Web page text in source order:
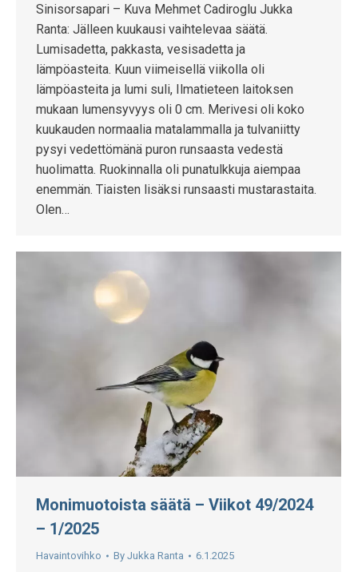
Sinisorsapari – Kuva Mehmet Cadiroglu Jukka
Ranta: Jälleen kuukausi vaihtelevaa säätä.
Lumisadetta, pakkasta, vesisadetta ja
lämpöasteita. Kuun viimeisellä viikolla oli
lämpöasteita ja lumi suli, Ilmatieteen laitoksen
mukaan lumensyvyys oli 0 cm. Merivesi oli koko
kuukauden normaalia matalammalla ja tulvaniitty
pysyi vedettömänä puron runsaasta vedestä
huolimatta. Ruokinnalla oli punatulkkuja aiempaa
enemmän. Tiaisten lisäksi runsaasti mustarastaita.
Olen…
Monimuotoista säätä – Viikot 49/2024
– 1/2025
Havaintovihko By Jukka Ranta 6.1.2025